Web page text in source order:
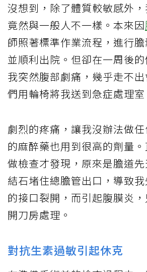
沒想到，除了體質較敏感外
竟然與一般人不一樣。本來因
師照著標準作業流程，進行膽
並順利出院。但卻在一周後的
我突然腹部劇痛，幾乎走不
們用輪椅將我送到急症處理室
劇烈的疼痛，讓我沒辦法做
的麻醉藥也用到很高的劑量。
做檢查才發現，原來是膽道
結石堵住總膽管出口，導致
的接口裂開，而引起腹膜炎
開刀房處理。
對抗生素過敏引起休克